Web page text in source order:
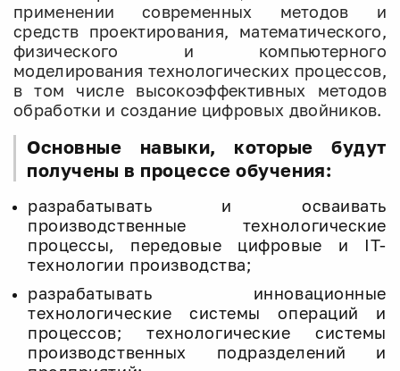
применении современных методов и
средств проектирования, математического,
физического и компьютерного
моделирования технологических процессов,
в том числе высокоэффективных методов
обработки и создание цифровых двойников.
Основные навыки, которые будут
получены в процессе обучения:
разрабатывать и осваивать
производственные технологические
процессы, передовые цифровые и IT-
технологии производства;
разрабатывать инновационные
технологические системы операций и
процессов; технологические системы
производственных подразделений и